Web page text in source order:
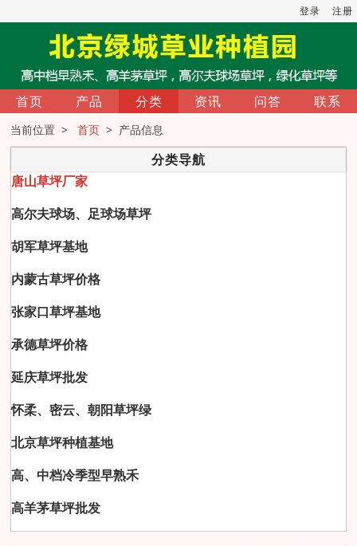
登录 注册
首页 产品 分类 资讯 问答 联系
当前位置 >首页 > 产品信息
分类导航
唐山草坪厂家
高尔夫球场、足球场草坪
胡军草坪基地
内蒙古草坪价格
张家口草坪基地
承德草坪价格
延庆草坪批发
怀柔、密云、朝阳草坪绿
北京草坪种植基地
高、中档冷季型早熟禾
高羊茅草坪批发